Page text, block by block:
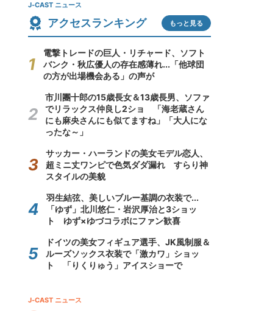
J-CAST ニュース
アクセスランキング もっと見る
電撃トレードの巨人・リチャード、ソフト
バンク・秋広優人の存在感薄れ...「他球団
の方が出場機会ある」の声が
市川團十郎の15歳長女＆13歳長男、ソファ
でリラックス仲良し2ショ 「海老蔵さん
にも麻央さんにも似てますね」「大人にな
ったな～」
サッカー・ハーランドの美女モデル恋人、
超ミニ丈ワンピで色気ダダ漏れ すらり神
スタイルの美貌
羽生結弦、美しいブルー基調の衣装で...
「ゆず」北川悠仁・岩沢厚治と3ショッ
ト ゆず×ゆづコラボにファン歓喜
ドイツの美女フィギュア選手、JK風制服＆
ルーズソックス衣装で「激カワ」ショッ
ト 「りくりゅう」アイスショーで
J-CAST ニュース